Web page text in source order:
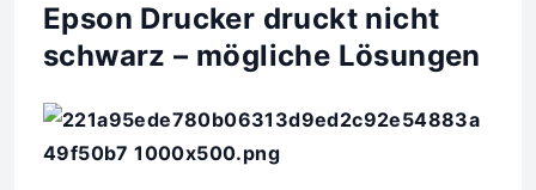
Epson Drucker druckt nicht
schwarz – mögliche Lösungen